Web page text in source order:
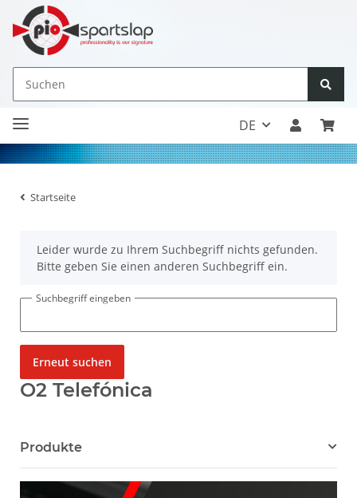
DE
Startseite
xLeider wurde zu Ihrem Suchbegriff nichts gefunden.
Bitte geben Sie einen anderen Suchbegriff ein.
Suchbegriff eingeben
Erneut suchen
O2 Telefónica
Produkte